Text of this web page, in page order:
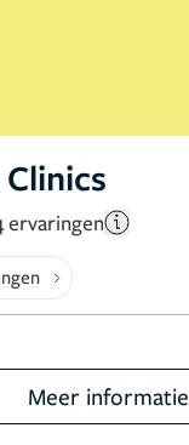
ervaringen
Meer informatie